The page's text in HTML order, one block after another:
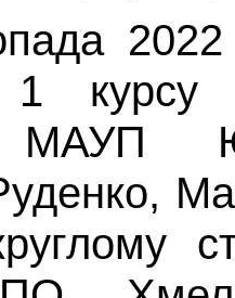
2022
1 курсу
МАУП